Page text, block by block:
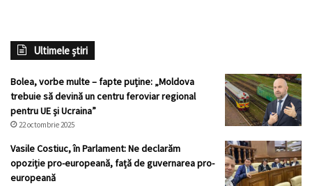
Ultimele știri
Bolea, vorbe multe – fapte puține: „Moldova
trebuie să devină un centru feroviar regional
pentru UE și Ucraina”
22 octombrie 2025
Vasile Costiuc, în Parlament: Ne declarăm
opoziție pro-europeană, față de guvernarea pro-
europeană